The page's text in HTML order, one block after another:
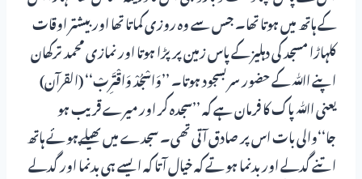
کے ہاتھ میں ہوتا تھا۔ جس سے وہ روزی کماتا تھا اور بیشتر اوقات
کلہاڑا مسجد کی دہلیز کے پاس زمین پر پڑا ہوتا اور نمازی محمد ترکھان
اپنے اﷲ کے حضور سر بسجود ہوتا۔ ’’وَاسْجُدْ وَاقْتَرِبْ‘‘ (القرآن)
یعنی اﷲ پاک کا فرمان ہے کہ ’’سجدہ کر اور میرے قریب ہو
جا‘‘والی بات اس پر صادق آتی تھی۔ سجدے میں پھیلے ہوئے ہاتھ
اتنے گدلے اور بدنما ہوتے کہ خیال آتا کہ ایسے ہی بدنما اور گدلے